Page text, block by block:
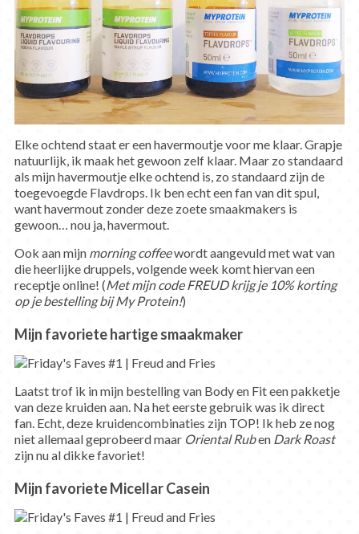
Elke ochtend staat er een havermoutje voor me klaar. Grapje
natuurlijk, ik maak het gewoon zelf klaar. Maar zo standaard
als mijn havermoutje elke ochtend is, zo standaard zijn de
toegevoegde Flavdrops. Ik ben echt een fan van dit spul,
want havermout zonder deze zoete smaakmakers is
gewoon… nou ja, havermout.
Ook aan mijn morning coffeewordt aangevuld met wat van
die heerlijke druppels, volgende week komt hiervan een
receptje online! (Met mijn code FREUD krijg je 10% korting
op je bestelling bij My Protein!)
Mijn favoriete hartige smaakmaker
Laatst trof ik in mijn bestelling van Body en Fit een pakketje
van deze kruiden aan. Na het eerste gebruik was ik direct
fan. Echt, deze kruidencombinaties zijn TOP! Ik heb ze nog
niet allemaal geprobeerd maar Oriental Ruben Dark Roast
zijn nu al dikke favoriet!
Mijn favoriete Micellar Casein